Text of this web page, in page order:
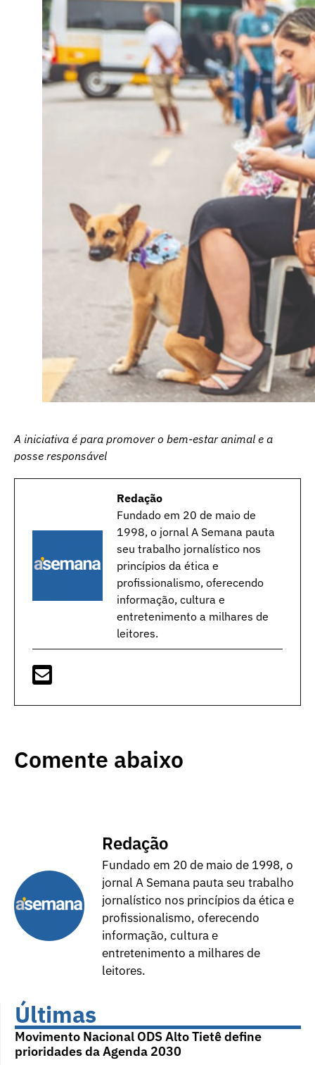
A iniciativa é para promover o bem-estar animal e a
posse responsável
Redação
Fundado em 20 de maio de
1998, o jornal A Semana pauta
seu trabalho jornalístico nos
princípios da ética e
profissionalismo, oferecendo
informação, cultura e
entretenimento a milhares de
leitores.
Comente abaixo
Redação
Fundado em 20 de maio de 1998, o
jornal A Semana pauta seu trabalho
jornalístico nos princípios da ética e
profissionalismo, oferecendo
informação, cultura e
entretenimento a milhares de
leitores.
Últimas
Movimento Nacional ODS Alto Tietê define
prioridades da Agenda 2030